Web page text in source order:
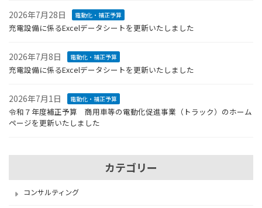
2026年7月28日 電動化・補正予算
充電設備に係るExcelデータシートを更新いたしました
2026年7月8日 電動化・補正予算
充電設備に係るExcelデータシートを更新いたしました
2026年7月1日 電動化・補正予算
令和７年度補正予算 商用車等の電動化促進事業（トラック）のホーム
ページを更新いたしました
カテゴリー
コンサルティング